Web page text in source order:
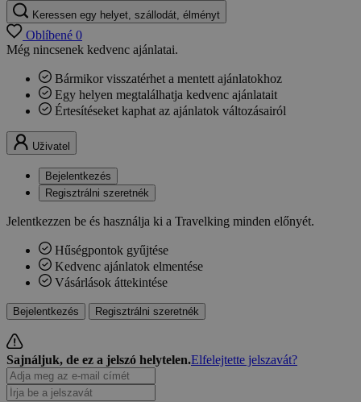
Keressen egy helyet, szállodát, élményt
Oblíbené 0
Még nincsenek kedvenc ajánlatai.
Bármikor visszatérhet a mentett ajánlatokhoz
Egy helyen megtalálhatja kedvenc ajánlatait
Értesítéseket kaphat az ajánlatok változásairól
Uživatel
Bejelentkezés
Regisztrálni szeretnék
Jelentkezzen be és használja ki a Travelking minden előnyét.
Hűségpontok gyűjtése
Kedvenc ajánlatok elmentése
Vásárlások áttekintése
Bejelentkezés Regisztrálni szeretnék
Sajnáljuk, de ez a jelszó helytelen.Elfelejtette jelszavát?